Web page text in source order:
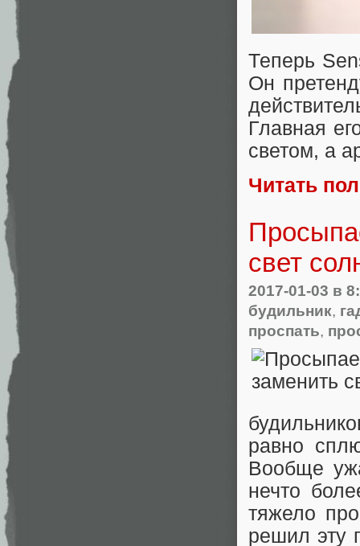
Теперь
Он
Главная
светом, а
Читать
свет
2017-01-03 в
будильник,
проспать,
равно
Вообще
нечто
тяжело
решил эту